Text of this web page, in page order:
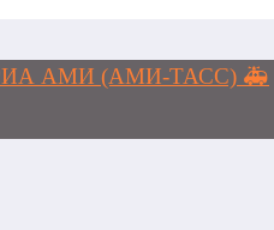
- РИА АМИ (АМИ-ТАСС) 🚑